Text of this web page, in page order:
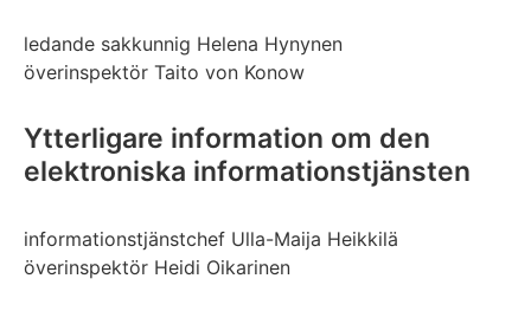
ledande sakkunnig Helena Hynynen
överinspektör Taito von Konow
Ytterligare information om den
elektroniska informationstjänsten
informationstjänstchef Ulla-Maija Heikkilä
överinspektör Heidi Oikarinen